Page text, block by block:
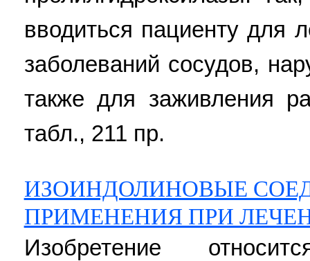
вводиться пациенту для
заболеваний сосудов,
также для заживления
табл., 211 пр.
ИЗОИНДОЛИНОВЫЕ
ПРИМЕНЕНИЯ ПРИ
Изобретение